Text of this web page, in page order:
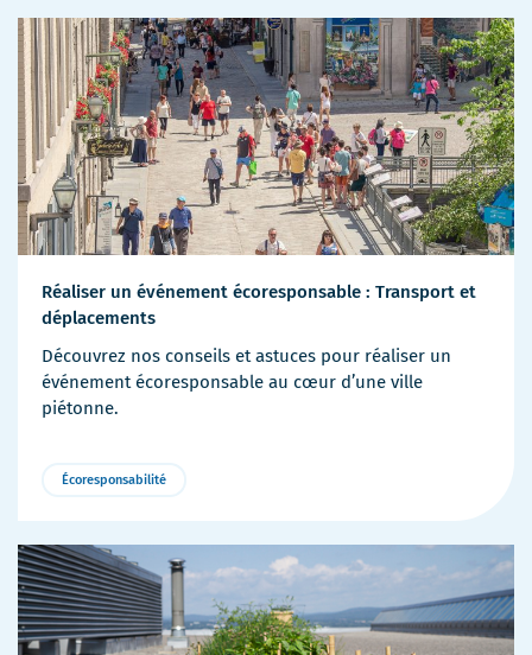
Réaliser un événement écoresponsable : Transport et
déplacements
Découvrez nos conseils et astuces pour réaliser un
événement écoresponsable au cœur d’une ville
piétonne.
Écoresponsabilité
Plus